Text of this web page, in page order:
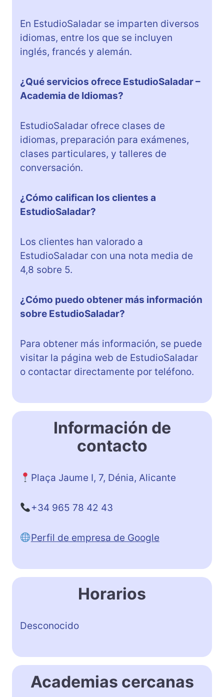
En EstudioSaladar se imparten diversos
idiomas, entre los que se incluyen
inglés, francés y alemán.
¿Qué servicios ofrece EstudioSaladar –
Academia de Idiomas?
EstudioSaladar ofrece clases de
idiomas, preparación para exámenes,
clases particulares, y talleres de
conversación.
¿Cómo califican los clientes a
EstudioSaladar?
Los clientes han valorado a
EstudioSaladar con una nota media de
4,8 sobre 5.
¿Cómo puedo obtener más información
sobre EstudioSaladar?
Para obtener más información, se puede
visitar la página web de EstudioSaladar
o contactar directamente por teléfono.
Información de
contacto
Plaça Jaume I, 7, Dénia, Alicante
+34 965 78 42 43
Perfil de empresa de Google
Horarios
Desconocido
Academias cercanas